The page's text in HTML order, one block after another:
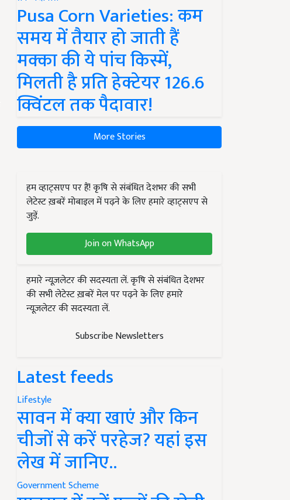
Pusa Corn Varieties: कम
समय में तैयार हो जाती हैं
मक्का की ये पांच किस्में,
मिलती है प्रति हेक्टेयर 126.6
क्विंटल तक पैदावार!
More Stories
हम व्हाट्सएप पर हैं! कृषि से संबंधित देशभर की सभी
लेटेस्ट ख़बरें मोबाइल में पढ़ने के लिए हमारे व्हाट्सएप से
जुड़ें.
Join on WhatsApp
हमारे न्यूज़लेटर की सदस्यता लें. कृषि से संबंधित देशभर
की सभी लेटेस्ट ख़बरें मेल पर पढ़ने के लिए हमारे
न्यूज़लेटर की सदस्यता लें.
Subscribe Newsletters
Latest feeds
Lifestyle
सावन में क्या खाएं और किन
चीजों से करें परहेज? यहां इस
लेख में जानिए..
Government Scheme